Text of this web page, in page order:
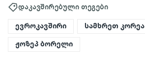
დაკავშირებული თეგები
ევროკავშირი სამხრეთ კორეა
ჟოზეპ ბორელი